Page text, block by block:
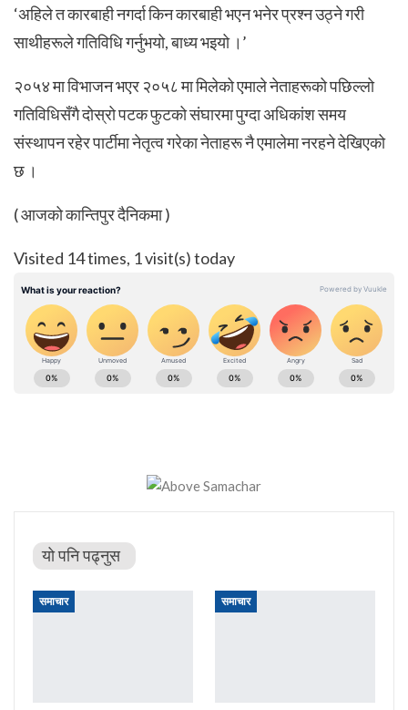
‘अहिले त कारबाही नगर्दा किन कारबाही भएन भनेर प्रश्न उठ्ने गरी
साथीहरूले गतिविधि गर्नुभयो, बाध्य भइयो ।’
२०५४ मा विभाजन भएर २०५८ मा मिलेको एमाले नेताहरूको पछिल्लो
गतिविधिसँगै दोस्रो पटक फुटको संघारमा पुग्दा अधिकांश समय
संस्थापन रहेर पार्टीमा नेतृत्व गरेका नेताहरू नै एमालेमा नरहने देखिएको
छ ।
( आजको कान्तिपुर दैनिकमा )
Visited 14 times, 1 visit(s) today
यो पनि पढ्नुस
समाचार समाचार